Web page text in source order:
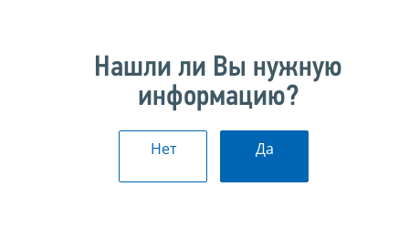
Нашли ли Вы нужную
информацию?
Нет Да